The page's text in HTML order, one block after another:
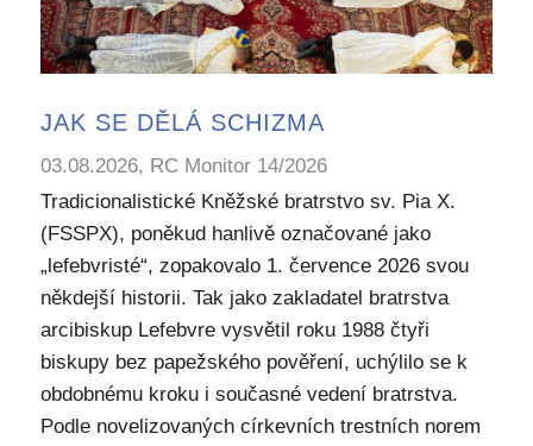
JAK SE DĚLÁ SCHIZMA
03.08.2026, RC Monitor 14/2026
Tradicionalistické Kněžské bratrstvo sv. Pia X.
(FSSPX), poněkud hanlivě označované jako
„lefebvristé“, zopakovalo 1. července 2026 svou
někdejší historii. Tak jako zakladatel bratrstva
arcibiskup Lefebvre vysvětil roku 1988 čtyři
biskupy bez papežského pověření, uchýlilo se k
obdobnému kroku i současné vedení bratrstva.
Podle novelizovaných církevních trestních norem